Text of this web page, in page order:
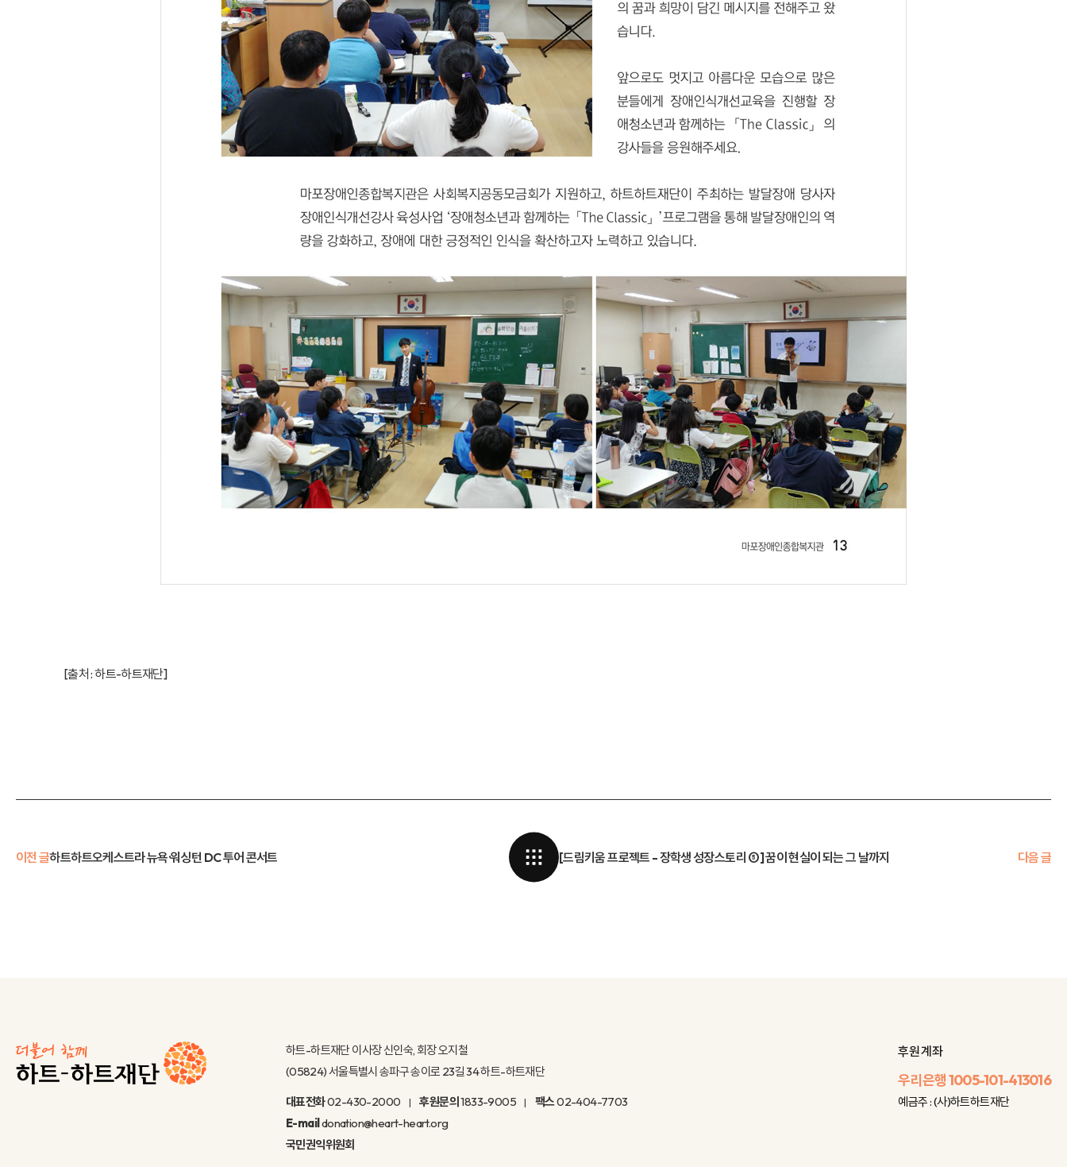
[출처 :하트-하트재단]
이전 글하트하트오케스트라 뉴욕·워싱턴 DC 투어 콘서트 [드림키움 프로젝트 - 장학생 성장스토리 ⑤] 꿈이 현실이 되는 그 날까지 다음 글
하트-하트재단 이사장 신인숙, 회장 오지철
(05824) 서울특별시 송파구 송이로 23길 34 하트-하트재단
대표전화02-430-2000 후원문의1833-9005 팩스02-404-7703
E-maildonation@heart-heart.org
국민권익위원회
후원 계좌
우리은행1005-101-413016
예금주 : (사)하트하트재단